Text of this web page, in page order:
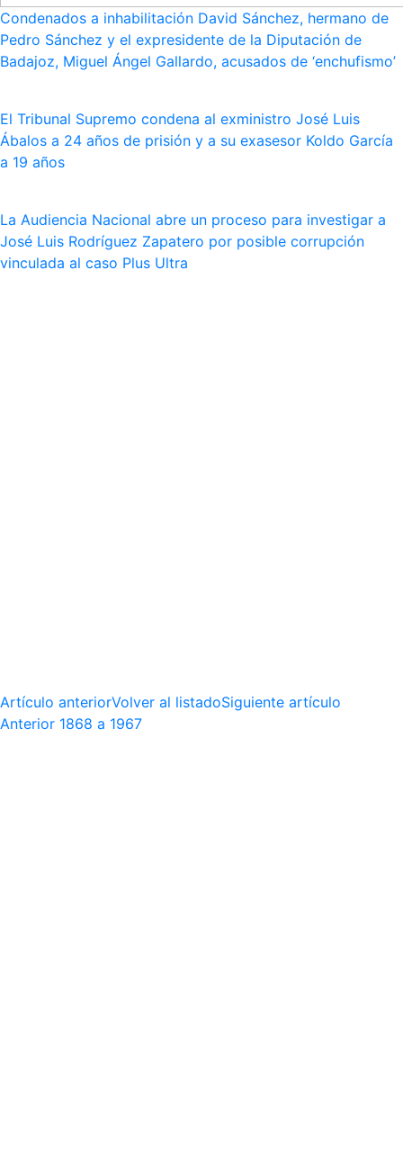
Condenados a inhabilitación David Sánchez, hermano de
Pedro Sánchez y el expresidente de la Diputación de
Badajoz, Miguel Ángel Gallardo, acusados de ‘enchufismo’
El Tribunal Supremo condena al exministro José Luis
Ábalos a 24 años de prisión y a su exasesor Koldo García
a 19 años
La Audiencia Nacional abre un proceso para investigar a
José Luis Rodríguez Zapatero por posible corrupción
vinculada al caso Plus Ultra
Artículo anteriorVolver al listadoSiguiente artículo
Anterior 1868 a 1967